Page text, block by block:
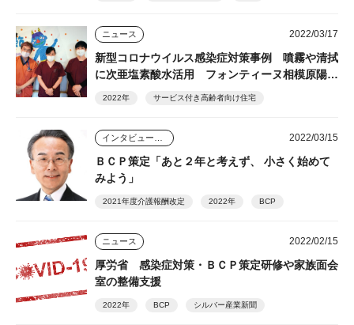
ニュース 2022/03/17
新型コロナウイルス感染症対策事例 噴霧や清拭
に次亜塩素酸水活用 フォンティーヌ相模原陽光
2022年 サービス付き高齢者向け住宅
2022/03/15
ＢＣＰ策定「あと２年と考えず、 小さく始めて
みよう」
2021年度介護報酬改定 2022年 BCP
ニュース 2022/02/15
厚労省 感染症対策・ＢＣＰ策定研修や家族面会
室の整備支援
2022年 BCP シルバー産業新聞